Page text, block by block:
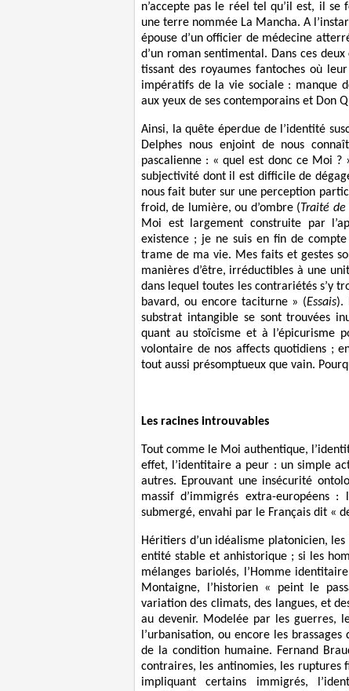
n’accepte pas le réel tel qu’il est, il
une terre nommée La Mancha. A
épouse d’un officier de médecine
d’un roman sentimental. Dans ces
tissant des royaumes fantoches où
impératifs de la vie sociale : manque
aux yeux de ses contemporains et Don
Ainsi, la quête éperdue de l’identité
Delphes nous enjoint de nous
pascalienne : « quel est donc ce Moi ?
subjectivité dont il est difficile de
nous fait buter sur une perception
froid, de lumière, ou d’ombre (Traité
Moi est largement construite par
existence ; je ne suis en fin de
trame de ma vie. Mes faits et gestes
manières d’être, irréductibles à une
dans lequel toutes les contrariétés s’y
bavard, ou encore taciturne » (Essais).
substrat intangible se sont trouvées
quant au stoïcisme et à l’épicurisme
volontaire de nos affects quotidiens ;
tout aussi présomptueux que vain.
Les racines introuvables
Tout comme le Moi authentique,
effet, l’identitaire a peur : un simple
autres. Eprouvant une insécurité
massif d’immigrés extra-européens
submergé, envahi par le Français dit «
Héritiers d’un idéalisme platonicien,
entité stable et anhistorique ; si les
mélanges bariolés, l’Homme
Montaigne, l’historien « peint le
variation des climats, des langues, et
au devenir. Modelée par les guerres,
l’urbanisation, ou encore les
de la condition humaine. Fernand
contraires, les antinomies, les
impliquant certains immigrés,